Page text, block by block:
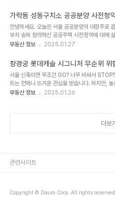
등록증등기부등본은 집의 신분증 같은 존재예
출이 얼마나 잡혀 있는지 한눈에 알 수 있죠. 등
증 확인 없이 사람을 믿는 것과 같아요. 혹시 모
할 필수 서류입니다.✔️ Tip: 등기부등본은 인터
가락동 성동구치소 공공분양 사전청
안녕하세요. 오늘은 서울 공공분양의 대장주로
부지 송파 창의혁신 공공주택 사전청약에 대해
석, 청약 일정, 분양가, 평면도, 배치도까지 상세
송파구 가락동 162번지에 위치해 있으며, 3호선
세권(도보5분이내)으로 우수한 교통 접근성을 자
초등학교와 가주초등학교가 바로 인접해 있어
받고 있습니다. 강남 3구에 속한 송파구의 생활
다는 점도 큰 장점입니다.2. 사업 개요단지명: 송
부동산 정보 2025.01.27
창경궁 롯데캐슬 시그니처 무순위 위
서울 신축이면 무조건 GO? 너무 비싸서
트는 언제나 뜨거운 관심을 받습니다. 하지만,
후 발생할 수 있는 리스크도 무시할 수 없죠. 오늘
19개 동, 총 1,223세대분양가 상한제: 미적용
2025..
부동산 정보 2025.01.26
더보기
Copyright © Daum Corp. All rights
관련사이트